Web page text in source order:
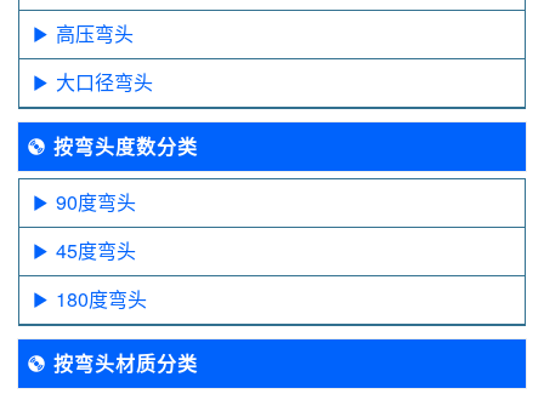
高压弯头
大口径弯头
按弯头度数分类
90度弯头
45度弯头
180度弯头
按弯头材质分类